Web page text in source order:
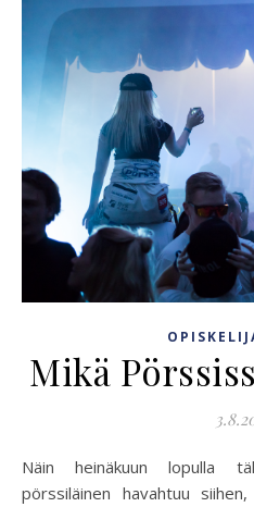
Mikä
Näin heinäkuun lopulla tällainen neljännen vuoden
pörssiläinen havahtuu